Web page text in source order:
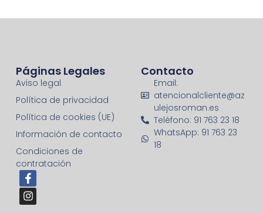
Páginas Legales
Aviso legal
Política de privacidad
Política de cookies (UE)
Información de contacto
Condiciones de
contratación
Contacto
Email:
atencionalcliente@az
ulejosroman.es
Teléfono: 91 763 23 18
WhatsApp: 91 763 23
18
F
a
c
e
I
n
s
t